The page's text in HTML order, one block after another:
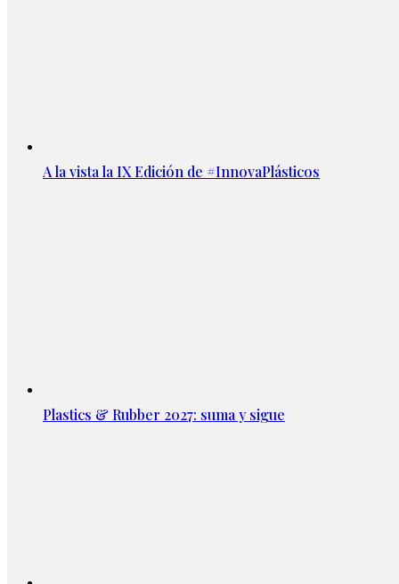
A la vista la IX Edición de #InnovaPlásticos
Plastics & Rubber 2027: suma y sigue